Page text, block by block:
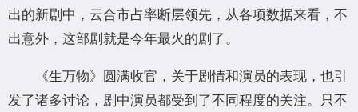
出的新剧中，云合市占率断层领先，从各项数据来看，不
出意外，这部剧就是今年最火的剧了。
《生万物》圆满收官，关于剧情和演员的表现，也引
发了诸多讨论，剧中演员都受到了不同程度的关注。只不